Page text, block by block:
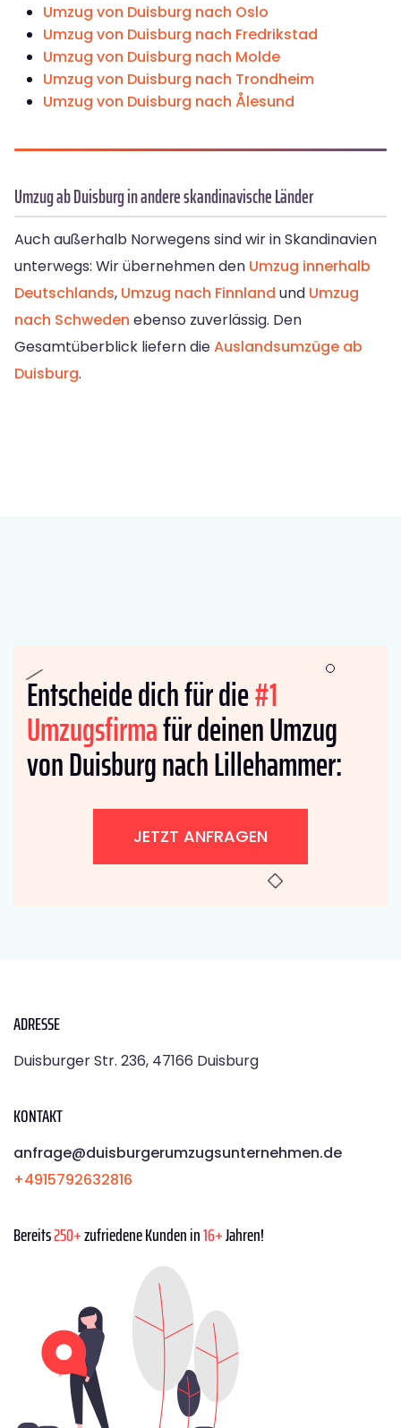
Umzug von Duisburg nach Oslo
Umzug von Duisburg nach Fredrikstad
Umzug von Duisburg nach Molde
Umzug von Duisburg nach Trondheim
Umzug von Duisburg nach Ålesund
Umzug ab Duisburg in andere skandinavische Länder
Auch außerhalb Norwegens sind wir in Skandinavien
unterwegs: Wir übernehmen den Umzug innerhalb
Deutschlands, Umzug nach Finnland und Umzug
nach Schweden ebenso zuverlässig. Den
Gesamtüberblick liefern dieAuslandsumzüge ab
Duisburg.
Entscheide dich für die#1
Umzugsfirmafür deinen Umzug
von Duisburg nach Lillehammer:
JETZT ANFRAGEN
ADRESSE
Duisburger Str. 236, 47166 Duisburg
KONTAKT
anfrage@duisburgerumzugsunternehmen.de
+4915792632816
Bereits250+zufriedene Kunden in16+Jahren!